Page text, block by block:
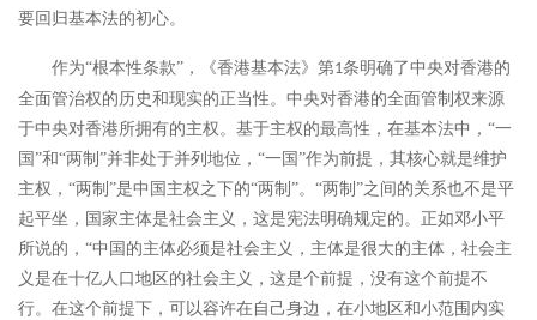
要回归基本法的初心。
作为“根本性条款”，《香港基本法》第1条明确了中央对香港的
全面管治权的历史和现实的正当性。中央对香港的全面管制权来源
于中央对香港所拥有的主权。基于主权的最高性，在基本法中，“一
国”和“两制”并非处于并列地位，“一国”作为前提，其核心就是维护
主权，“两制”是中国主权之下的“两制”。“两制”之间的关系也不是平
起平坐，国家主体是社会主义，这是宪法明确规定的。正如邓小平
所说的，“中国的主体必须是社会主义，主体是很大的主体，社会主
义是在十亿人口地区的社会主义，这是个前提，没有这个前提不
行。在这个前提下，可以容许在自己身边，在小地区和小范围内实